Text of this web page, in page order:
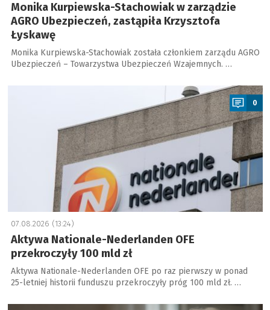
Monika Kurpiewska-Stachowiak w zarządzie
AGRO Ubezpieczeń, zastąpiła Krzysztofa
Łyskawę
Monika Kurpiewska-Stachowiak została członkiem zarządu AGRO
Ubezpieczeń – Towarzystwa Ubezpieczeń Wzajemnych. …
0
07.08.2026 (13:24)
Aktywa Nationale-Nederlanden OFE
przekroczyły 100 mld zł
Aktywa Nationale-Nederlanden OFE po raz pierwszy w ponad
25-letniej historii funduszu przekroczyły próg 100 mld zł. …
a